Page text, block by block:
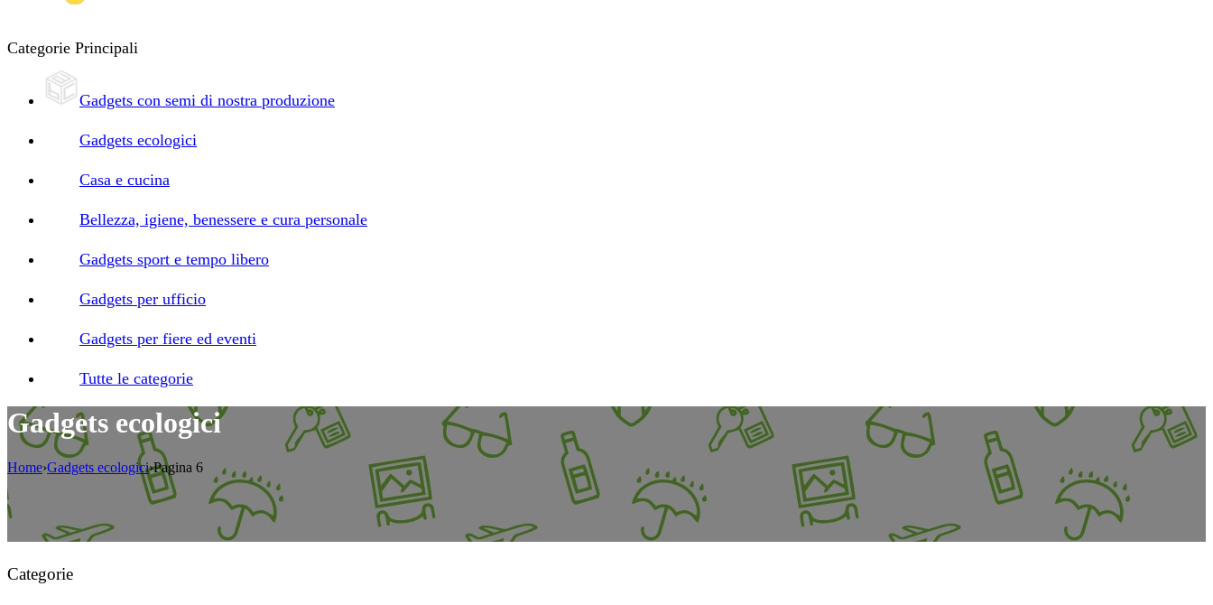
Categorie Principali
Gadgets con semi di nostra produzione
Gadgets ecologici
Casa e cucina
Bellezza, igiene, benessere e cura personale
Gadgets sport e tempo libero
Gadgets per ufficio
Gadgets per fiere ed eventi
Tutte le categorie
Gadgets ecologici
Home›Gadgets ecologici›Pagina 6
Categorie